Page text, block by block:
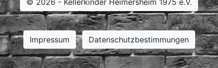
© 2026 - Kellerkinder Heimersheim 1975 e.V.
Impressum Datenschutzbestimmungen